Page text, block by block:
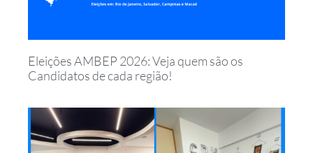
Eleições AMBEP 2026: Veja quem são os
Candidatos de cada região!